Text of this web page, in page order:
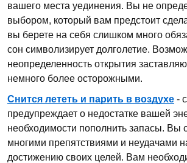
вашего места уединения. Вы не
выбором, который вам предстоит
вы берете на себя слишком много
сон символизирует долголетие.
неопределенность открытия
немного более осторожными.
Снится лететь и парить в воздухе -
предупреждает о недостатке вашей
необходимости пополнить запасы. Вы
многими препятствиями и неудачами
достижению своих целей. Вам